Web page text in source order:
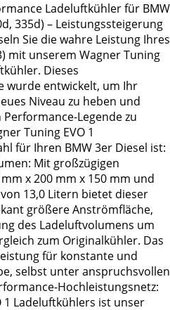
Ladeluftkühler für BMW
335d) – Leistungssteigerung
Sie die wahre Leistung Ihres
mit unserem Wagner Tuning
Dieses
wurde entwickelt, um Ihr
Niveau zu heben und
Legende zu
Tuning EVO 1
für Ihren BMW 3er Diesel ist:
Mit großzügigen
x 200 mm x 150 mm und
13,0 Litern bietet dieser
größere Anströmfläche,
des Ladeluftvolumens um
zum Originalkühler. Das
für konstante und
selbst unter anspruchsvollen
Hochleistungsnetz:
1 Ladeluftkühlers ist unser